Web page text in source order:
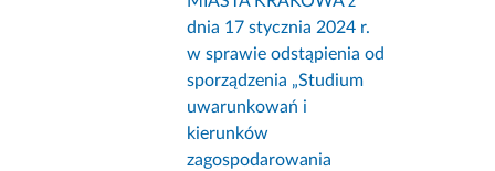
dnia 17 stycznia 2024 r.
w sprawie odstąpienia od
sporządzenia „Studium
uwarunkowań i
kierunków
zagospodarowania